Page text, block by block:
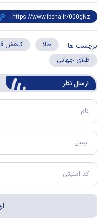
برچسب ها: طلا کاهش
طلای جهانی
ارسال‌ نظر